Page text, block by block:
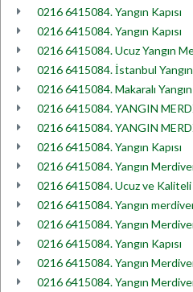
0216 6415084. Yangın Kapısı
0216 6415084. Yangın Kapısı
0216 6415084. Ucuz Yangın
0216 6415084. İstanbul
0216 6415084. Makaralı
0216 6415084. YANGIN
0216 6415084. YANGIN
0216 6415084. Yangın Kapısı
0216 6415084. Yangın
0216 6415084. Ucuz ve
0216 6415084. Yangın
0216 6415084. Yangın
0216 6415084. Yangın Kapısı
0216 6415084. Yangın
0216 6415084. Yangın